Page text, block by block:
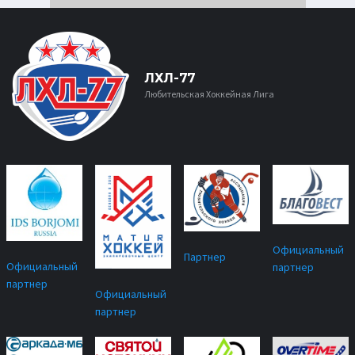
ЛХЛ-77
Любительская Хоккейная Лига
Официальный
партнер
Официальный
партнер
Партнер
Официальный
партнер